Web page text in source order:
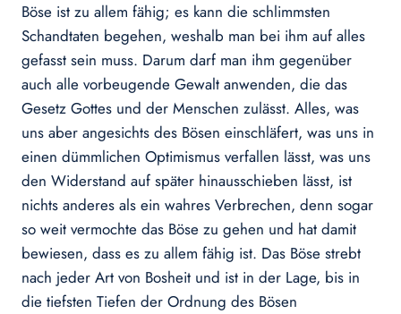
Böse ist zu allem fähig; es kann die schlimmsten
Schandtaten begehen, weshalb man bei ihm auf alles
gefasst sein muss. Darum darf man ihm gegenüber
auch alle vorbeugende Gewalt anwenden, die das
Gesetz Gottes und der Menschen zulässt. Alles, was
uns aber angesichts des Bösen einschläfert, was uns in
einen dümmlichen Optimismus verfallen lässt, was uns
den Widerstand auf später hinausschieben lässt, ist
nichts anderes als ein wahres Verbrechen, denn sogar
so weit vermochte das Böse zu gehen und hat damit
bewiesen, dass es zu allem fähig ist. Das Böse strebt
nach jeder Art von Bosheit und ist in der Lage, bis in
die tiefsten Tiefen der Ordnung des Bösen